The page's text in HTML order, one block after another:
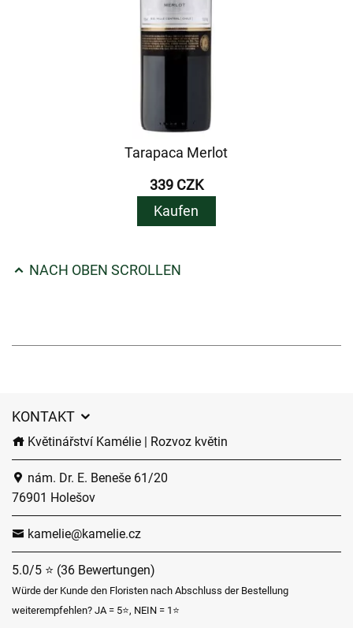
Tarapaca Merlot
339 CZK
Kaufen
NACH OBEN SCROLLEN
KONTAKT
Květinářství Kamélie | Rozvoz květin
nám. Dr. E. Beneše 61/20
76901 Holešov
kamelie@kamelie.cz
5.0/5 ⭐ (36 Bewertungen)
Würde der Kunde den Floristen nach Abschluss der Bestellung
weiterempfehlen? JA = 5⭐, NEIN = 1⭐